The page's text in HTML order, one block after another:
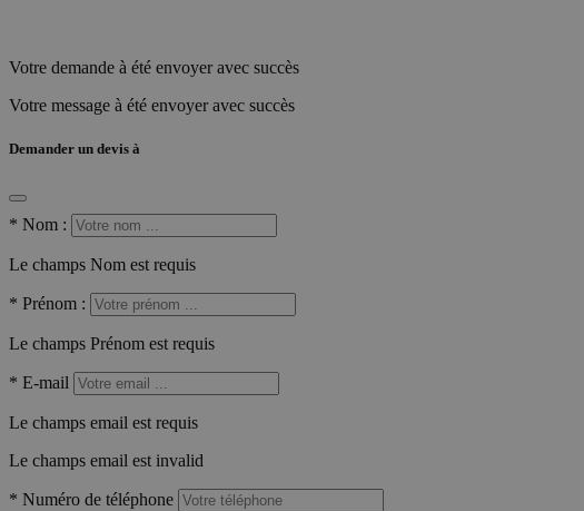
Votre demande à été envoyer avec succès
Votre message à été envoyer avec succès
Demander un devis à
* Nom :
Le champs Nom est requis
* Prénom :
Le champs Prénom est requis
* E-mail
Le champs email est requis
Le champs email est invalid
* Numéro de téléphone